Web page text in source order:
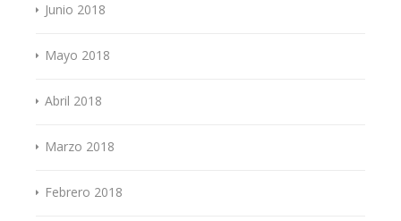
Junio 2018
Mayo 2018
Abril 2018
Marzo 2018
Febrero 2018